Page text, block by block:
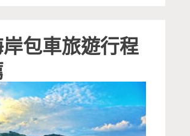
包車旅遊行程